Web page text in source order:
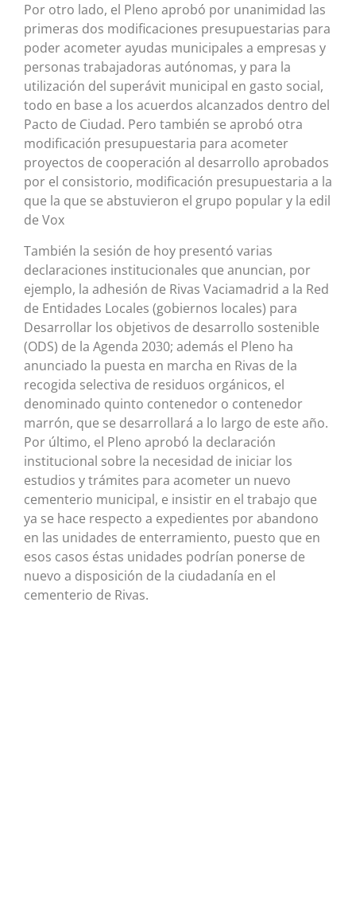
Por otro lado, el Pleno aprobó por unanimidad las
primeras dos modificaciones presupuestarias para
poder acometer ayudas municipales a empresas y
personas trabajadoras autónomas, y para la
utilización del superávit municipal en gasto social,
todo en base a los acuerdos alcanzados dentro del
Pacto de Ciudad. Pero también se aprobó otra
modificación presupuestaria para acometer
proyectos de cooperación al desarrollo aprobados
por el consistorio, modificación presupuestaria a la
que la que se abstuvieron el grupo popular y la edil
de Vox
También la sesión de hoy presentó varias
declaraciones institucionales que anuncian, por
ejemplo, la adhesión de Rivas Vaciamadrid a la Red
de Entidades Locales (gobiernos locales) para
Desarrollar los objetivos de desarrollo sostenible
(ODS) de la Agenda 2030; además el Pleno ha
anunciado la puesta en marcha en Rivas de la
recogida selectiva de residuos orgánicos, el
denominado quinto contenedor o contenedor
marrón, que se desarrollará a lo largo de este año.
Por último, el Pleno aprobó la declaración
institucional sobre la necesidad de iniciar los
estudios y trámites para acometer un nuevo
cementerio municipal, e insistir en el trabajo que
ya se hace respecto a expedientes por abandono
en las unidades de enterramiento, puesto que en
esos casos éstas unidades podrían ponerse de
nuevo a disposición de la ciudadanía en el
cementerio de Rivas.